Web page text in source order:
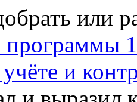
или
программы
и